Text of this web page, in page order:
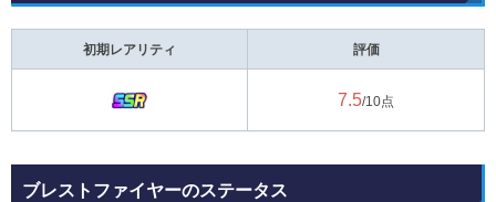
初期レアリティ 評価
7.5/10点
ブレストファイヤーのステータス